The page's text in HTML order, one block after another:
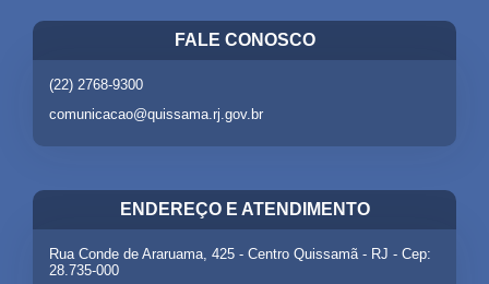
FALE CONOSCO
(22) 2768-9300
comunicacao@quissama.rj.gov.br
ENDEREÇO E ATENDIMENTO
Rua Conde de Araruama, 425 - Centro Quissamã - RJ - Cep:
28.735-000